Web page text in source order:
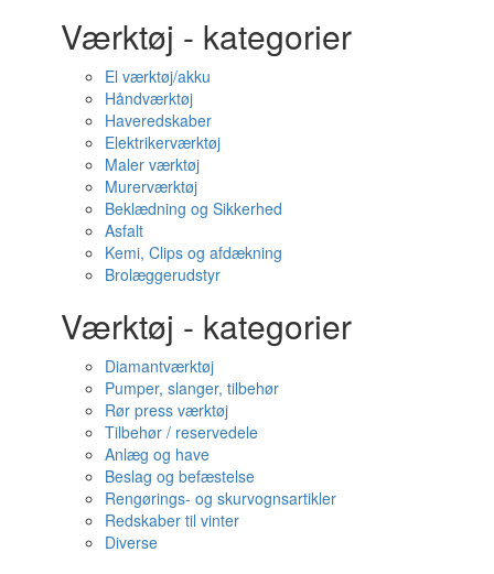
Værktøj - kategorier
El værktøj/akku
Håndværktøj
Haveredskaber
Elektrikerværktøj
Maler værktøj
Murerværktøj
Beklædning og Sikkerhed
Asfalt
Kemi, Clips og afdækning
Brolæggerudstyr
Værktøj - kategorier
Diamantværktøj
Pumper, slanger, tilbehør
Rør press værktøj
Tilbehør / reservedele
Anlæg og have
Beslag og befæstelse
Rengørings- og skurvognsartikler
Redskaber til vinter
Diverse